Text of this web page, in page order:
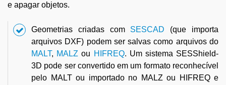
e apagar objetos.
Geometrias criadas com SESCAD (que importa
arquivos DXF) podem ser salvas como arquivos do
MALT, MALZ ou HIFREQ. Um sistema SESShield-
3D pode ser convertido em um formato reconhecível
pelo MALT ou importado no MALZ ou HIFREQ e